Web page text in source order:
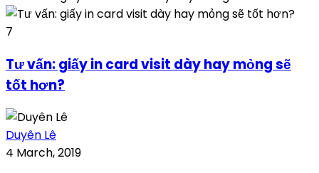
7
Tư vấn: giấy in card visit dày hay mỏng sẽ
tốt hơn?
Duyên Lê
4 March, 2019